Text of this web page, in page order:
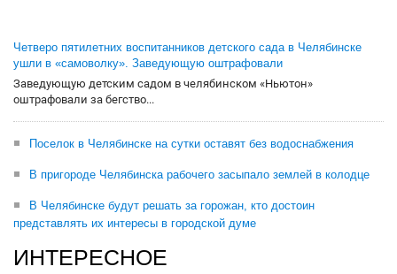
Четверо пятилетних воспитанников детского сада в Челябинске
ушли в «самоволку». Заведующую оштрафовали
Заведующую детским садом в челябинском «Ньютон»
оштрафовали за бегство...
Поселок в Челябинске на сутки оставят без водоснабжения
В пригороде Челябинска рабочего засыпало землей в колодце
В Челябинске будут решать за горожан, кто достоин
представлять их интересы в городской думе
ИНТЕРЕСНОЕ